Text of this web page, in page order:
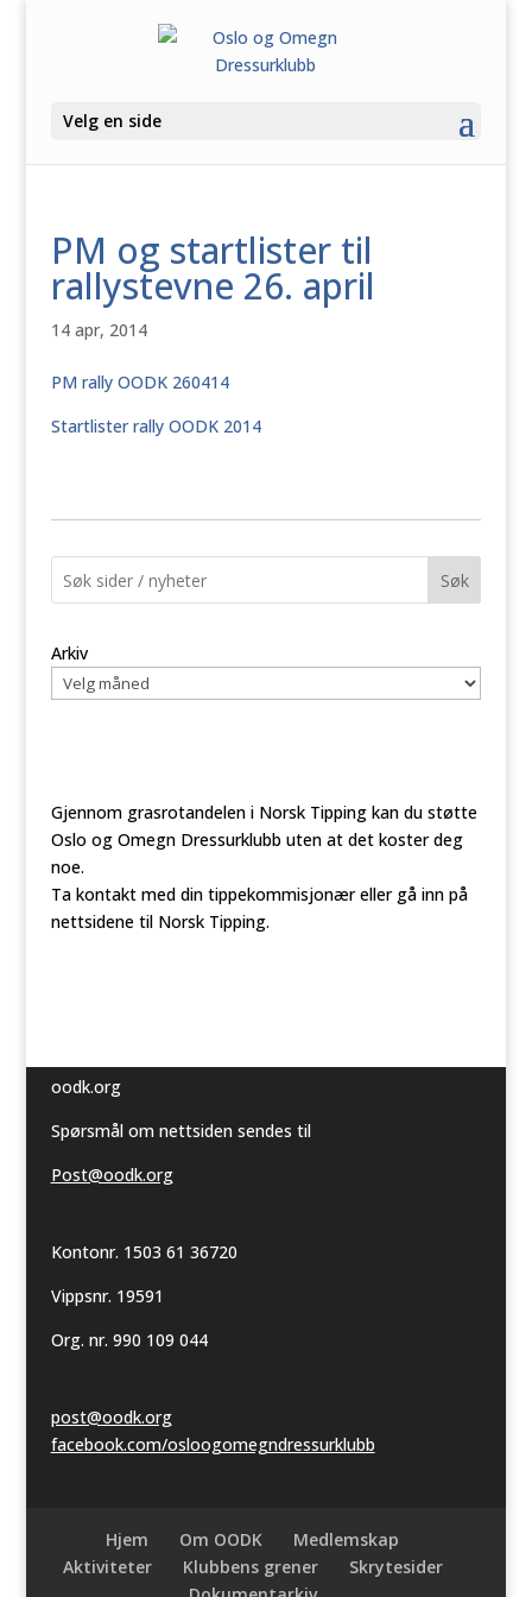
Velg en side
PM og startlister til
rallystevne 26. april
14 apr, 2014
PM rally OODK 260414
Startlister rally OODK 2014
Søk
Arkiv
Gjennom grasrotandelen i Norsk Tipping kan du støtte
Oslo og Omegn Dressurklubb uten at det koster deg
noe.
Ta kontakt med din tippekommisjonær eller gå inn på
nettsidene til Norsk Tipping.
oodk.org
Spørsmål om nettsiden sendes til
Post@oodk.org
Kontonr. 1503 61 36720
Vippsnr. 19591
Org. nr. 990 109 044
post@oodk.org
facebook.com/osloogomegndressurklubb
Hjem Om OODK
Medlemskap
Aktiviteter
Klubbens grener
Skrytesider